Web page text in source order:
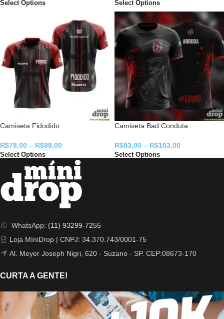
Select Options Select Options
Camiseta Fidodido
R$78,00 – R$98,00
Select Options
Camiseta Bad Conduta
R$83,00 – R$103,00
Select Options
WhatsApp: (11) 93299-7255
Loja MíniDrop | CNPJ: 34.370.743/0001-75
Al. Meyer Joseph Nigri, 620 - Suzano - SP. CEP:08673-170
CURTA A GENTE!